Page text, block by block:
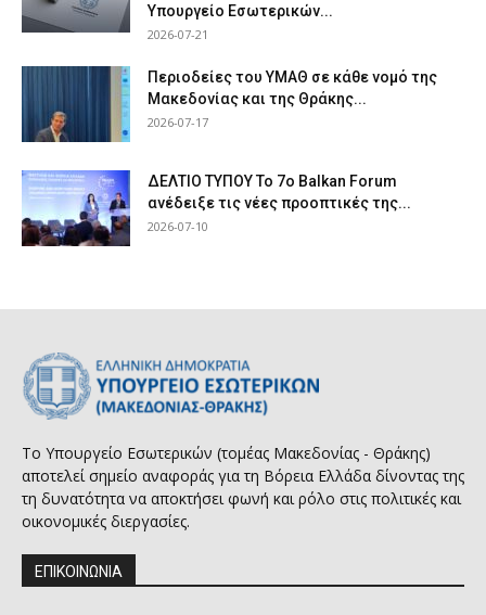
Υπουργείο Εσωτερικών...
2026-07-21
Περιοδείες του ΥΜΑΘ σε κάθε νομό της
Μακεδονίας και της Θράκης...
2026-07-17
ΔΕΛΤΙΟ ΤΥΠΟΥ Το 7ο Balkan Forum
ανέδειξε τις νέες προοπτικές της...
2026-07-10
Το Υπουργείο Εσωτερικών (τομέας Μακεδονίας - Θράκης)
αποτελεί σημείο αναφοράς για τη Βόρεια Ελλάδα δίνοντας της
τη δυνατότητα να αποκτήσει φωνή και ρόλο στις πολιτικές και
οικονομικές διεργασίες.
ΕΠΙΚΟΙΝΩΝΙΑ